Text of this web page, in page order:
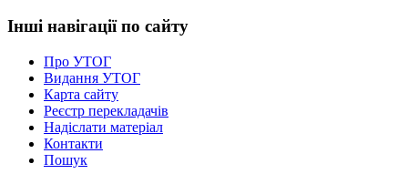
Інші навігації по сайту
Про УТОГ
Видання УТОГ
Карта сайту
Реєстр перекладачів
Надіслати матеріал
Контакти
Пошук